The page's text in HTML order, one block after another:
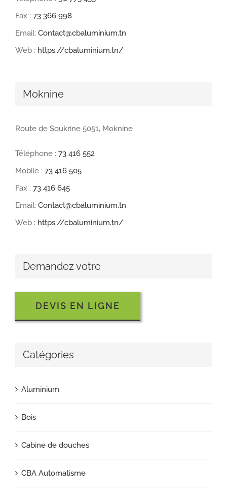
Fax : 73 366 998
Email: Contact@cbaluminium.tn
Web : https://cbaluminium.tn/
Moknine
Route de Soukrine 5051, Moknine
Téléphone : 73 416 552
Mobile : 73 416 505
Fax : 73 416 645
Email: Contact@cbaluminium.tn
Web : https://cbaluminium.tn/
Demandez votre
DEVIS EN LIGNE
Catégories
Aluminium
Bois
Cabine de douches
CBA Automatisme